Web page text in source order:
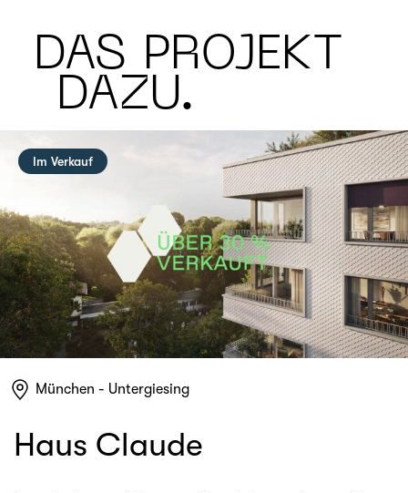
DAS PROJEKT
DAZU.
Im Verkauf
München - Untergiesing
Haus Claude